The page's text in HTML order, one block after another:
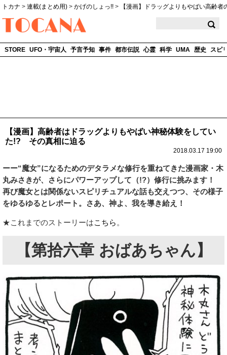
トカナ > 連載(まとめ用) > かげのしょっ!! >
【漫画】ドラッグよりもやばい高齢者
STORE UFO・宇宙人 予言予知 事件 都市伝説 心霊 科学 UMA 歴史 スピ
【漫画】高齢者はドラッグよりもやばい神秘体験をしてい
た!? その真相に迫る
2018.03.17 19:00
ーー“魔女”になるためのデタラメな修行を重ねてきた漫画家・木
丸みさきが、さらにパワーアップして（!?）修行に挑みます！
再び魔女とは関係ないスピリチュアルな話も交えつつ、その様子
をゆるゆるとレポート。さあ、神よ、我を導き給え！
★これまでのストーリーはこちら 。
【第拾六章 おばあちゃん】